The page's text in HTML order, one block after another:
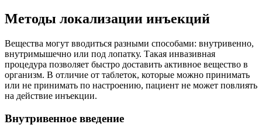
Методы локализации инъекций
Вещества могут вводиться разными способами: внутривенно,
внутримышечно или под лопатку. Такая инвазивная
процедура позволяет быстро доставить активное вещество в
организм. В отличие от таблеток, которые можно принимать
или не принимать по настроению, пациент не может повлиять
на действие инъекции.
Внутривенное введение